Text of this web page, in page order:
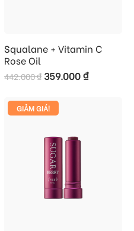
Squalane + Vitamin C
Rose Oil
442.000₫ 359.000₫
GIẢM GIÁ!